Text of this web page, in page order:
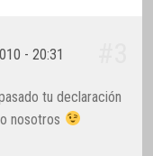
- 20:31
tu declaración
nosotros